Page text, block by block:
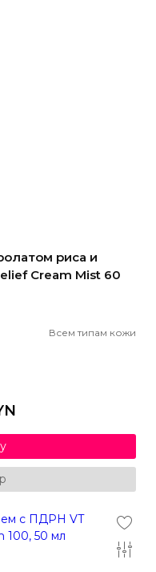
риса и
Cream Mist 60
Всем типам кожи